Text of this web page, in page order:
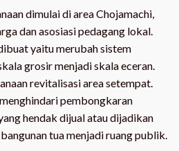
dimulai di area Chojamachi,
dan asosiasi pedagang lokal.
yaitu merubah sistem
grosir menjadi skala eceran.
revitalisasi area setempat.
pembongkaran
hendak dijual atau dijadikan
tua menjadi ruang publik.